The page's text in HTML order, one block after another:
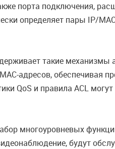
порта подключения,
определяет пары IP/
такие механизмы
адресов, обеспечивая
QoS и правила ACL
многоуровневых
будут